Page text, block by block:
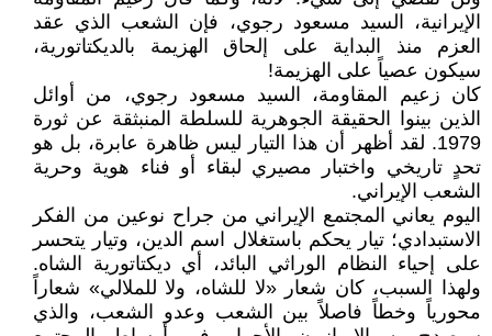
الإيرانية، السيد مسعود رجوي، فإن الشعب الذي عقد
العزم منذ البداية على إلحاق الهزيمة بالديكتاتورية،
سيكون عصياً على الهزيمة!
كان زعيم المقاومة، السيد مسعود رجوي، من أوائل
الذين بينوا الحقيقة الجوهرية للسلطة المنبثقة عن ثورة
1979. لقد أظهر أن هذا التيار ليس ظاهرة عابرة، بل هو
تحدٍ تاريخي واختبار مصيري لبقاء أو فناء هوية وحرية
الشعب الإيراني.
اليوم يعاني المجتمع الإيراني من جراح نوعين من الفكر
الاستبدادي؛ تيار يحكم باستغلال اسم الدين، وتيار يتحسر
على إحياء النظام الوراثي البائد، أي ديكتاتورية الشاه.
ولهذا السبب، كان شعار «لا للشاه، ولا للملالي» شعاراً
محورياً وخطاً فاصلاً بين الشعب وعدو الشعب، والذي